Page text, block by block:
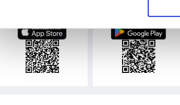
Her halükârda, kullanıcılar, bu çerezlere izin
Sizlere daha iyi bir hizmet sunabilmek için
çerezler vasıtasıyla çeşitli kişisel verileriniz
amacıyla kullanılmaktadır. Diğer çerezler,